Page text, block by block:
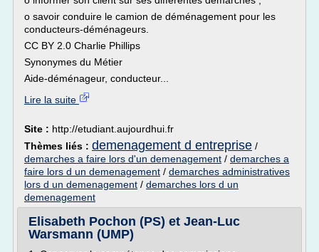
o savoir conduire le camion de déménagement pour les
conducteurs-déménageurs.
CC BY 2.0 Charlie Phillips
Synonymes du Métier
Aide-déménageur, conducteur...
Lire la suite
Site : http://etudiant.aujourdhui.fr
Thèmes liés : demenagement d entreprise /
demarches a faire lors d'un demenagement / demarches a
faire lors d un demenagement / demarches administratives
lors d un demenagement / demarches lors d un
demenagement
Elisabeth Pochon (PS) et Jean-Luc
Warsmann (UMP)